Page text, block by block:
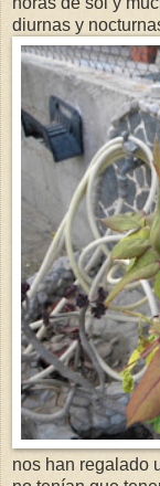
diurnas y
nos han regalado